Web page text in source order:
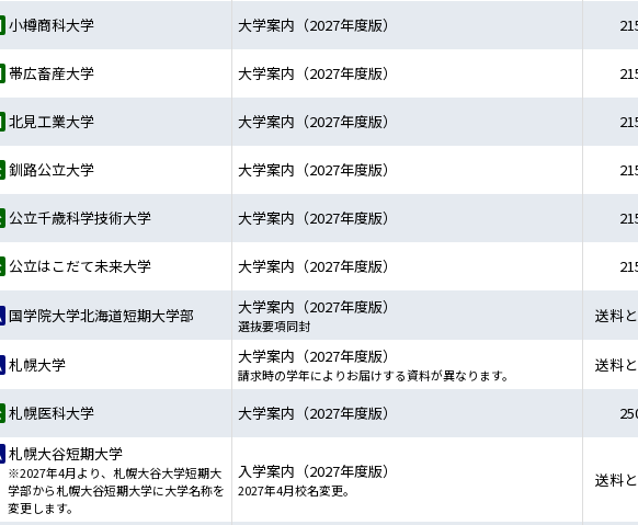
小樽商科大学 大学案内（2027年度版）
帯広畜産大学 大学案内（2027年度版）
北見工業大学 大学案内（2027年度版）
釧路公立大学 大学案内（2027年度版）
公立千歳科学技術大学 大学案内（2027年度版）
公立はこだて未来大学 大学案内（2027年度版）
国学院大学北海道短期大学部 大学案内（2027年度版）
選抜要項同封 送料
札幌大学 大学案内（2027年度版）
請求時の学年によりお届けする資料が異なります。 送料
札幌医科大学 大学案内（2027年度版）
札幌大谷短期大学
※2027年4月より、札幌大谷大学短期大
学部から札幌大谷短期大学に大学名称を
変更します。
入学案内（2027年度版）
2027年4月校名変更。 送料